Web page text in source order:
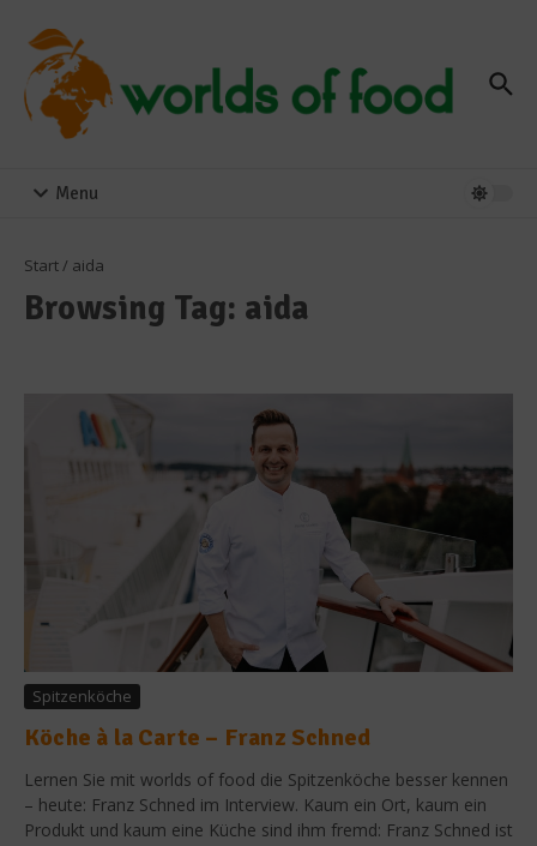
Menu
Start/ aida
Browsing Tag: aida
Spitzenköche
Köche à la Carte – Franz Schned
Lernen Sie mit worlds of food die Spitzenköche besser kennen
– heute: Franz Schned im Interview. Kaum ein Ort, kaum ein
Produkt und kaum eine Küche sind ihm fremd: Franz Schned ist